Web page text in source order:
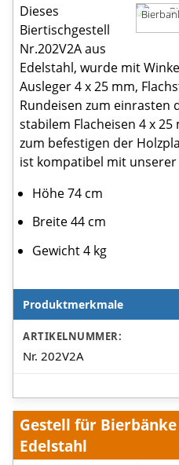
Dieses
Biertischgestell
Nr.202V2A aus
Edelstahl, wurde mit
Ausleger 4 x 25 mm,
Rundeisen zum einrasten
stabilem Flacheisen 4 x
zum befestigen der
ist kompatibel mit
Höhe 74 cm
Breite 44 cm
Gewicht 4 kg
Produktmerkmale
ARTIKELNUMMER:
Nr. 202V2A
Gestell für
Edelstahl